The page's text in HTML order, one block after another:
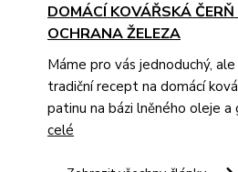
DOMÁCÍ KOVÁŘSKÁ ČERŇ
OCHRANA ŽELEZA
Máme pro vás jednoduchý, ale
tradiční recept na domácí
patinu na bázi lněného oleje a
celé